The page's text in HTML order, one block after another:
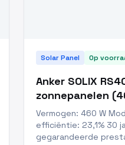
Solar Panel Op
Anker SOLIX
zonnepanelen
ABC, 2-pack)
Vermogen: 460 W
efficiëntie: 23,1% 30
gegarandeerde